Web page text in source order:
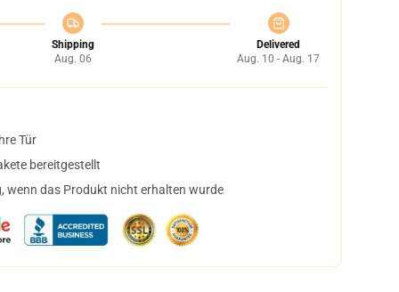
Shipping
Aug. 06
Delivered
Aug. 10 - Aug. 17
Tür
bereitgestellt
wenn das Produkt nicht erhalten wurde